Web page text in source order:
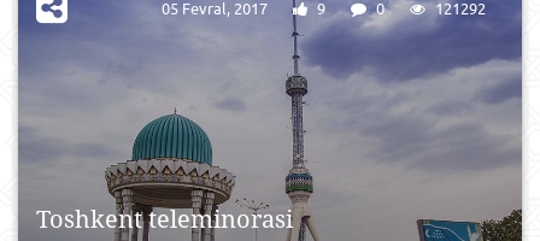
Toshkent teleminorasi
05 Fevral, 2017 9 0 121292